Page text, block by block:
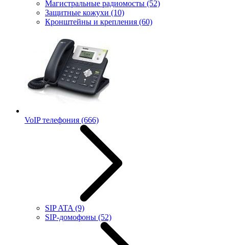
Магистральные радиомосты (52)
Защитные кожухи (10)
Кронштейны и крепления (60)
VoIP телефония (666)
SIP ATA (9)
SIP-домофоны (52)